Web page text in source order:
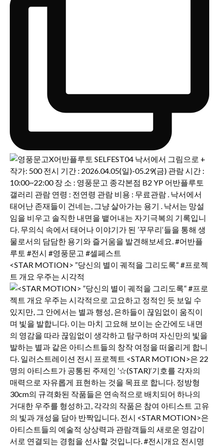
<STAR MOTION> ”당신의 별이 궤적을 그리도록“ #프로젝
트 개요 우주는 시각적